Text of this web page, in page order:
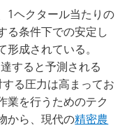
1ヘクタール当たりの
る条件下での安定し
成されている。
すると予測される
る圧力は高まってお
業を行うためのテク
から、現代の精密農